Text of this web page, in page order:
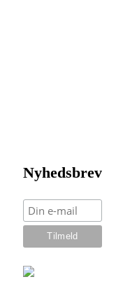
Nyhedsbrev